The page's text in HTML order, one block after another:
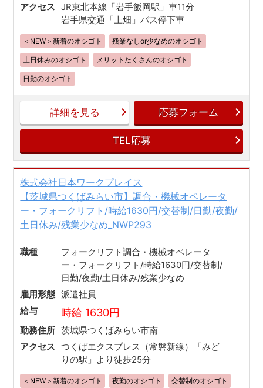
アクセス
JR東北本線「岩手飯岡駅」車11分
岩手県交通「上畑」バス停下車
＜NEW＞新着のオシゴト 残業なしor少なめのオシゴト
土日休みのオシゴト メリットたくさんのオシゴト
日勤のオシゴト
詳細を見る 応募フォーム
TEL応募
株式会社日本ワークプレイス
【茨城県つくばみらい市】調合・機械オペレータ
ー・フォークリフト/時給1630円/交替制/日勤/夜勤/
土日休み/残業少なめ_NWP293
職種
フォークリフト調合・機械オペレータ
ー・フォークリフト/時給1630円/交替制/
日勤/夜勤/土日休み/残業少なめ
雇用形態 派遣社員
給与
時給 1630円
勤務住所 茨城県つくばみらい市南
アクセス
つくばエクスプレス（常磐新線）「みど
りの駅」より徒歩25分
＜NEW＞新着のオシゴト 夜勤のオシゴト 交替制のオシゴト